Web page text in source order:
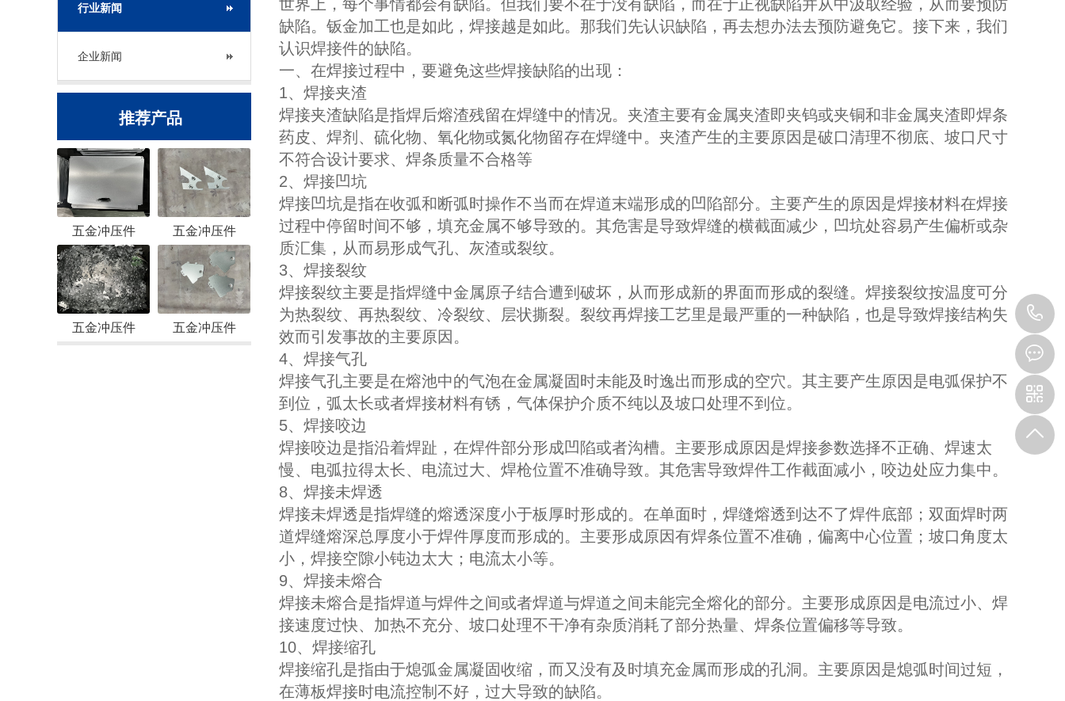
行业新闻
企业新闻
推荐产品
五金冲压件 五金冲压件
五金冲压件 五金冲压件
世界上，每个事情都会有缺陷。但我们要不在于没有缺陷，而在于正视缺陷并从中汲取经验，从而要预防
缺陷。钣金加工也是如此，焊接越是如此。那我们先认识缺陷，再去想办法去预防避免它。接下来，我们
认识焊接件的缺陷。
一、在焊接过程中，要避免这些焊接缺陷的出现：
1、焊接夹渣
焊接夹渣缺陷是指焊后熔渣残留在焊缝中的情况。夹渣主要有金属夹渣即夹钨或夹铜和非金属夹渣即焊条
药皮、焊剂、硫化物、氧化物或氮化物留存在焊缝中。夹渣产生的主要原因是破口清理不彻底、坡口尺寸
不符合设计要求、焊条质量不合格等
2、焊接凹坑
焊接凹坑是指在收弧和断弧时操作不当而在焊道末端形成的凹陷部分。主要产生的原因是焊接材料在焊接
过程中停留时间不够，填充金属不够导致的。其危害是导致焊缝的横截面减少，凹坑处容易产生偏析或杂
质汇集，从而易形成气孔、灰渣或裂纹。
3、焊接裂纹
焊接裂纹主要是指焊缝中金属原子结合遭到破坏，从而形成新的界面而形成的裂缝。焊接裂纹按温度可分
为热裂纹、再热裂纹、冷裂纹、层状撕裂。裂纹再焊接工艺里是最严重的一种缺陷，也是导致焊接结构失
效而引发事故的主要原因。
4、焊接气孔
焊接气孔主要是在熔池中的气泡在金属凝固时未能及时逸出而形成的空穴。其主要产生原因是电弧保护不
到位，弧太长或者焊接材料有锈，气体保护介质不纯以及坡口处理不到位。
5、焊接咬边
焊接咬边是指沿着焊趾，在焊件部分形成凹陷或者沟槽。主要形成原因是焊接参数选择不正确、焊速太
慢、电弧拉得太长、电流过大、焊枪位置不准确导致。其危害导致焊件工作截面减小，咬边处应力集中。
8、焊接未焊透
焊接未焊透是指焊缝的熔透深度小于板厚时形成的。在单面时，焊缝熔透到达不了焊件底部；双面焊时两
道焊缝熔深总厚度小于焊件厚度而形成的。主要形成原因有焊条位置不准确，偏离中心位置；坡口角度太
小，焊接空隙小钝边太大；电流太小等。
9、焊接未熔合
焊接未熔合是指焊道与焊件之间或者焊道与焊道之间未能完全熔化的部分。主要形成原因是电流过小、焊
接速度过快、加热不充分、坡口处理不干净有杂质消耗了部分热量、焊条位置偏移等导致。
10、焊接缩孔
焊接缩孔是指由于熄弧金属凝固收缩，而又没有及时填充金属而形成的孔洞。主要原因是熄弧时间过短，
在薄板焊接时电流控制不好，过大导致的缺陷。